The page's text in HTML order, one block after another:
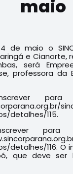
maio
de maio o
e Cianorte,
será
professora da
para
detalhes/115.
para
detalhes/116. O
que deve ser